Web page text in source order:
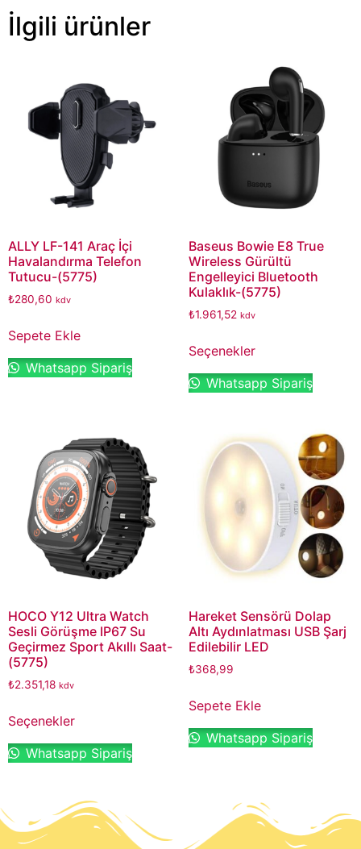
İlgili ürünler
ALLY LF-141 Araç İçi
Havalandırma Telefon
Tutucu-(5775)
₺280,60 kdv
Sepete Ekle
Whatsapp Sipariş
Baseus Bowie E8 True
Wireless Gürültü
Engelleyici Bluetooth
Kulaklık-(5775)
₺1.961,52 kdv
Seçenekler
Whatsapp Sipariş
HOCO Y12 Ultra Watch
Sesli Görüşme IP67 Su
Geçirmez Sport Akıllı Saat-
(5775)
₺2.351,18 kdv
Seçenekler
Whatsapp Sipariş
Hareket Sensörü Dolap
Altı Aydınlatması USB Şarj
Edilebilir LED
₺368,99
Sepete Ekle
Whatsapp Sipariş